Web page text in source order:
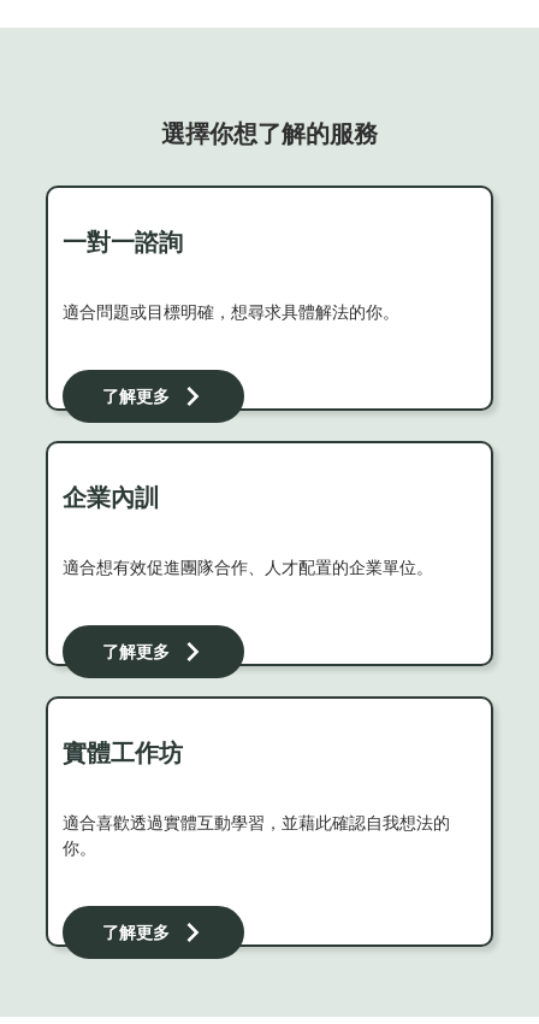
選擇你想了解的服務
一對一諮詢
適合問題或目標明確，想尋求具體解法的你。
了解更多
企業內訓
適合想有效促進團隊合作、人才配置的企業單位。
了解更多
實體工作坊
適合喜歡透過實體互動學習，並藉此確認自我想法的
你。
了解更多